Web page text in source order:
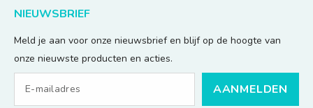
NIEUWSBRIEF
Meld je aan voor onze nieuwsbrief en blijf op de hoogte van
onze nieuwste producten en acties.
AANMELDEN